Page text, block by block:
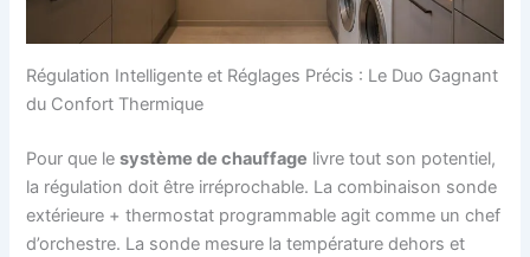
Régulation Intelligente et Réglages Précis : Le Duo Gagnant
du Confort Thermique
Pour que lesystème de chauffage livre tout son potentiel,
la régulation doit être irréprochable. La combinaison sonde
extérieure + thermostat programmable agit comme un chef
d’orchestre. La sonde mesure la température dehors et